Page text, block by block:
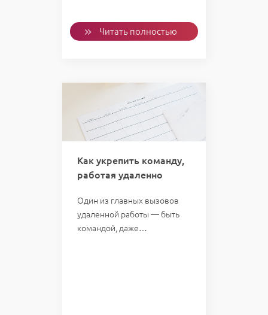
Читать полностью
Как укрепить команду,
работая удаленно
Один из главных вызовов
удаленной работы — быть
командой, даже…